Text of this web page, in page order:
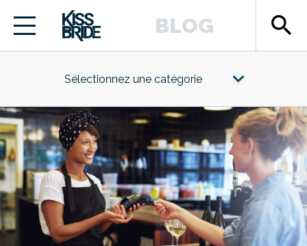
BLOG search
Sélectionnez une catégorie